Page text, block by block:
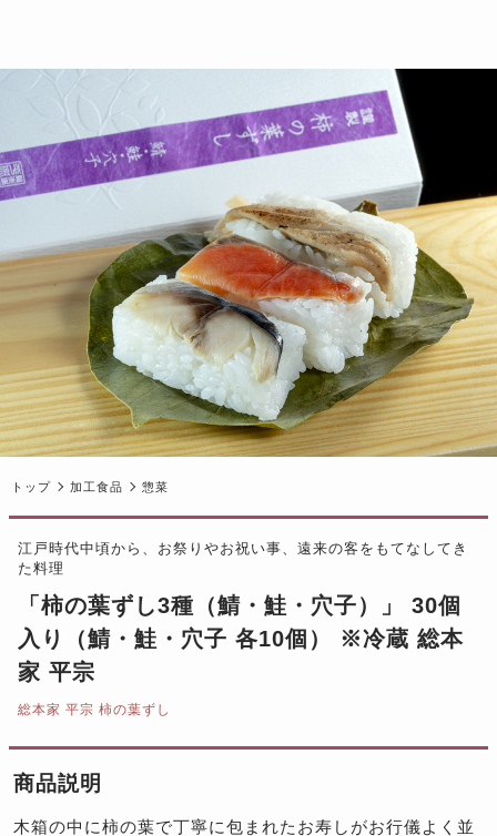
トップ 加工食品 惣菜
江戸時代中頃から、お祭りやお祝い事、遠来の客をもてなしてき
た料理
「柿の葉ずし3種（鯖・鮭・穴子）」 30個
入り（鯖・鮭・穴子 各10個） ※冷蔵 総本
家 平宗
総本家 平宗 柿の葉ずし
商品説明
木箱の中に柿の葉で丁寧に包まれたお寿しがお行儀よく並